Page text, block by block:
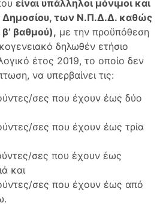
είναι υπάλληλοι μόνιμοι και
Δημοσίου, των Ν.Π.Δ.Δ. καθώς
βαθμού), με την προϋπόθεση
δηλωθέν ετήσιο
έτος 2019, το οποίο δεν
να υπερβαίνει τις:
σες που έχουν έως δύο
σες που έχουν έως τρία
σες που έχουν έως
και
σες που έχουν έως από